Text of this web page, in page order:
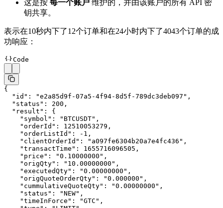
这是按 每一个账户 维护的，并由该账户的所有 API 密
钥共享。
表示在10秒内下了12个订单和在24小时内下了4043个订单的成
功响应：
Code
{
  "id"
: "e2a85d9f-07a5-4f94-8d5f-789dc3deb097" ,
  "status"
: 200 ,
  "result"
: {
    "symbol"
: "BTCUSDT" ,
    "orderId"
: 12510053279 ,
    "orderListId"
: -1 ,
    "clientOrderId"
: "a097fe6304b20a7e4fc436" ,
    "transactTime"
: 1655716096505 ,
    "price"
: "0.10000000" ,
    "origQty"
: "10.00000000" ,
    "executedQty"
: "0.00000000" ,
    "origQuoteOrderQty"
: "0.000000" ,
    "cummulativeQuoteQty"
: "0.00000000" ,
    "status"
: "NEW" ,
    "timeInForce"
: "GTC" ,